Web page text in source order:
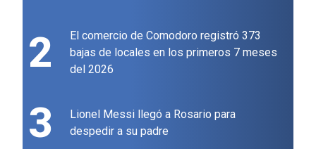
2
El comercio de Comodoro registró 373
bajas de locales en los primeros 7 meses
del 2026
3
Lionel Messi llegó a Rosario para
despedir a su padre